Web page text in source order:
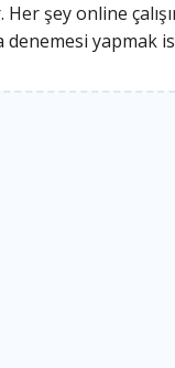
Her şey online
denemesi yapmak